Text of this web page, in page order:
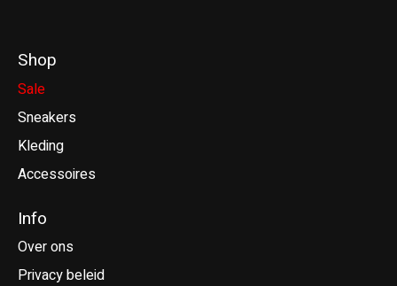
Shop
Sale
Sneakers
Kleding
Accessoires
Info
Over ons
Privacy beleid